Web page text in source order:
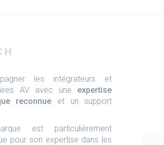
les intégrateurs et
AV avec une expertise
reconnue et un support
est particulièrement
pour son expertise dans les